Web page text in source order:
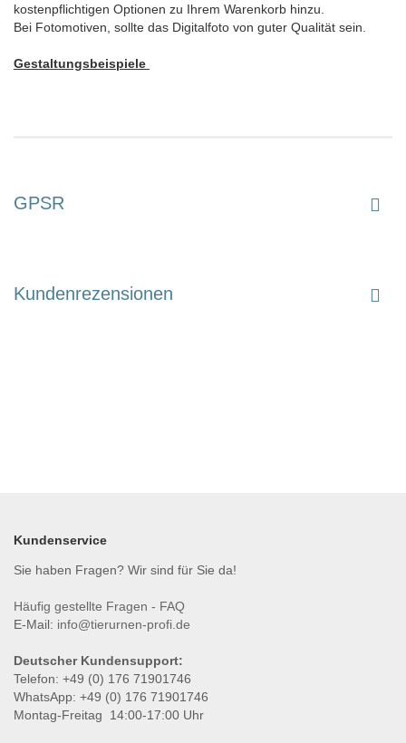
kostenpflichtigen Optionen zu Ihrem Warenkorb hinzu.
Bei Fotomotiven, sollte das Digitalfoto von guter Qualität sein.
Gestaltungsbeispiele
GPSR
Kundenrezensionen
Kundenservice
Sie haben Fragen? Wir sind für Sie da!
Häufig gestellte Fragen - FAQ
E-Mail: info@tierurnen-profi.de
Deutscher Kundensupport:
Telefon: +49 (0) 176 71901746
WhatsApp: +49 (0) 176 71901746
Montag-Freitag 14:00-17:00 Uhr